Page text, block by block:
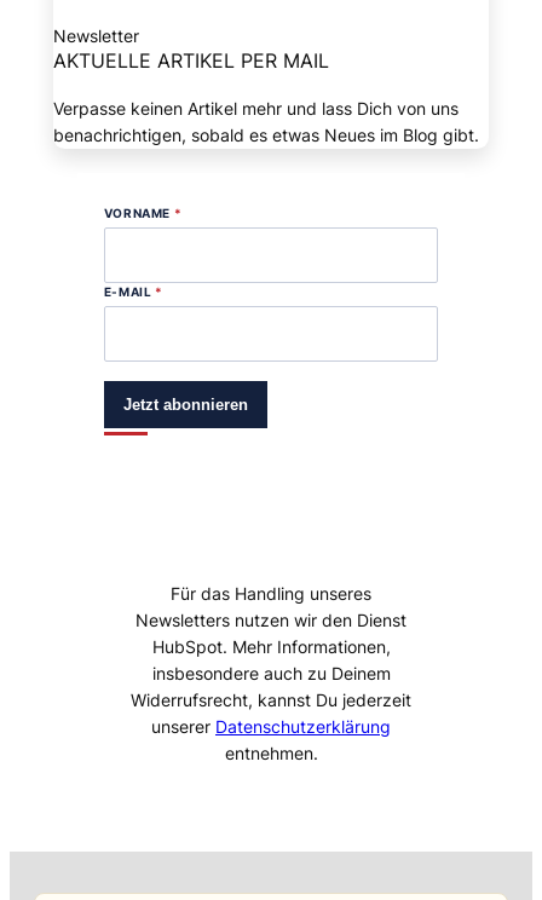
Newsletter
AKTUELLE ARTIKEL PER MAIL
Verpasse keinen Artikel mehr und lass Dich von uns
benachrichtigen, sobald es etwas Neues im Blog gibt.
VORNAME *
E-MAIL *
Jetzt abonnieren
Für das Handling unseres
Newsletters nutzen wir den Dienst
HubSpot. Mehr Informationen,
insbesondere auch zu Deinem
Widerrufsrecht, kannst Du jederzeit
unserer Datenschutzerklärung
entnehmen.